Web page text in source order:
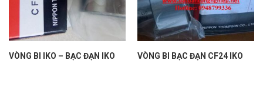
VÒNG BI IKO – BẠC ĐẠN IKO VÒNG BI BẠC ĐẠN CF24 IKO